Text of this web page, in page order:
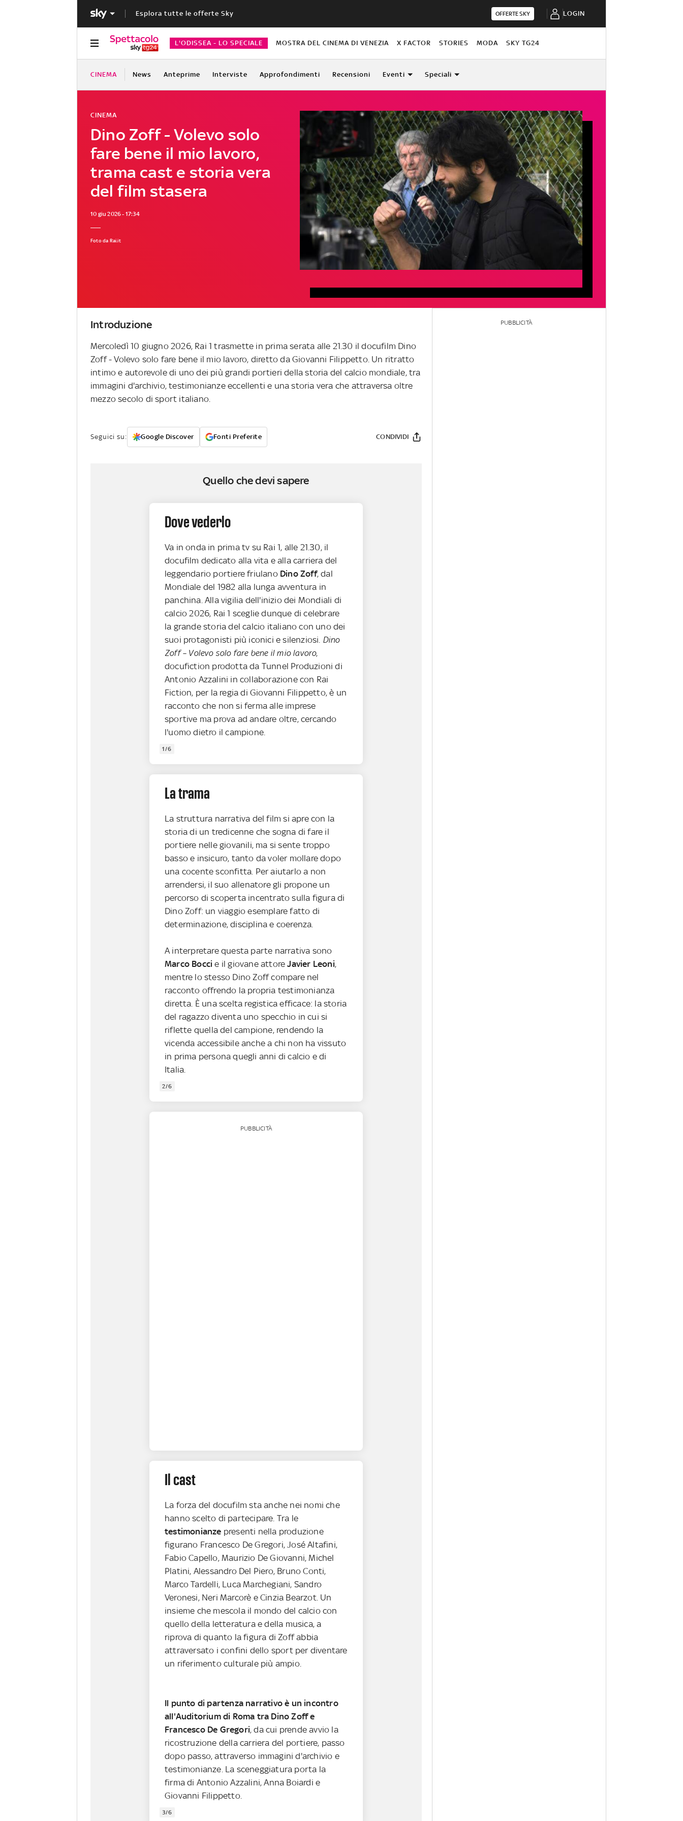
Esplora tutte le offerte Sky OFFERTE SKY LOGIN
L'ODISSEA - LO SPECIALE MOSTRA DEL CINEMA DI VENEZIA X FACTOR STORIES MODA SKY TG24
CINEMA News Anteprime Interviste Approfondimenti Recensioni Eventi Speciali
Dino Zoff - Volevo solo
fare bene il mio lavoro,
trama cast e storia vera
del film stasera
CINEMA
10 giu 2026 - 17:34
Foto da Rai.it
Introduzione
Mercoledì 10 giugno 2026, Rai 1 trasmette in prima serata alle 21.30 il docufilm Dino
Zoff - Volevo solo fare bene il mio lavoro, diretto da Giovanni Filippetto. Un ritratto
intimo e autorevole di uno dei più grandi portieri della storia del calcio mondiale, tra
immagini d'archivio, testimonianze eccellenti e una storia vera che attraversa oltre
mezzo secolo di sport italiano.
Seguici su: Google Discover Fonti Preferite CONDIVIDI
Quello che devi sapere
Dove vederlo
Va in onda in prima tv su Rai 1, alle 21.30, il
docufilm dedicato alla vita e alla carriera del
leggendario portiere friulano Dino Zoff, dal
Mondiale del 1982 alla lunga avventura in
panchina. Alla vigilia dell'inizio dei Mondiali di
calcio 2026, Rai 1 sceglie dunque di celebrare
la grande storia del calcio italiano con uno dei
suoi protagonisti più iconici e silenziosi. Dino
Zoff – Volevo solo fare bene il mio lavoro,
docufiction prodotta da Tunnel Produzioni di
Antonio Azzalini in collaborazione con Rai
Fiction, per la regia di Giovanni Filippetto, è un
racconto che non si ferma alle imprese
sportive ma prova ad andare oltre, cercando
l'uomo dietro il campione.
1/6
La trama
La struttura narrativa del film si apre con la
storia di un tredicenne che sogna di fare il
portiere nelle giovanili, ma si sente troppo
basso e insicuro, tanto da voler mollare dopo
una cocente sconfitta. Per aiutarlo a non
arrendersi, il suo allenatore gli propone un
percorso di scoperta incentrato sulla figura di
Dino Zoff: un viaggio esemplare fatto di
determinazione, disciplina e coerenza.
A interpretare questa parte narrativa sono
Marco Bocci e il giovane attoreJavier Leoni,
mentre lo stesso Dino Zoff compare nel
racconto offrendo la propria testimonianza
diretta. È una scelta registica efficace: la storia
del ragazzo diventa uno specchio in cui si
riflette quella del campione, rendendo la
vicenda accessibile anche a chi non ha vissuto
in prima persona quegli anni di calcio e di
Italia.
2/6
PUBBLICITÀ
Il cast
La forza del docufilm sta anche nei nomi che
hanno scelto di partecipare. Tra le
testimonianze presenti nella produzione
figurano Francesco De Gregori, José Altafini,
Fabio Capello, Maurizio De Giovanni, Michel
Platini, Alessandro Del Piero, Bruno Conti,
Marco Tardelli, Luca Marchegiani, Sandro
Veronesi, Neri Marcorè e Cinzia Bearzot. Un
insieme che mescola il mondo del calcio con
quello della letteratura e della musica, a
riprova di quanto la figura di Zoff abbia
attraversato i confini dello sport per diventare
un riferimento culturale più ampio.
Il punto di partenza narrativo è un incontro
all'Auditorium di Roma tra Dino Zoff e
Francesco De Gregori, da cui prende avvio la
ricostruzione della carriera del portiere, passo
dopo passo, attraverso immagini d'archivio e
testimonianze. La sceneggiatura porta la
firma di Antonio Azzalini, Anna Boiardi e
Giovanni Filippetto.
3/6
PUBBLICITÀ